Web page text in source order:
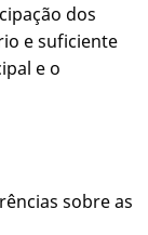
dos
e suficiente
e o
sobre as